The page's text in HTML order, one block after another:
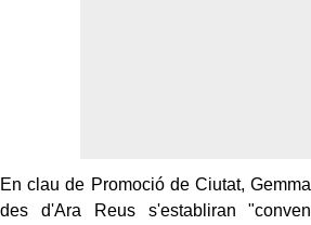
En clau de Promoció de Ciutat,
des d'Ara Reus s'establiran